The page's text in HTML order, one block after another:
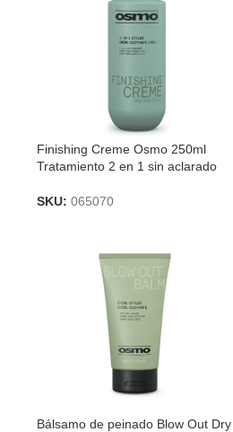
Finishing Creme Osmo 250ml
Tratamiento 2 en 1 sin aclarado
SKU: 065070
Bálsamo de peinado Blow Out Dry